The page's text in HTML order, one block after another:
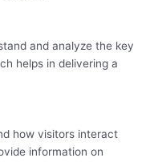
and analyze the key
helps in delivering a
how visitors interact
information on